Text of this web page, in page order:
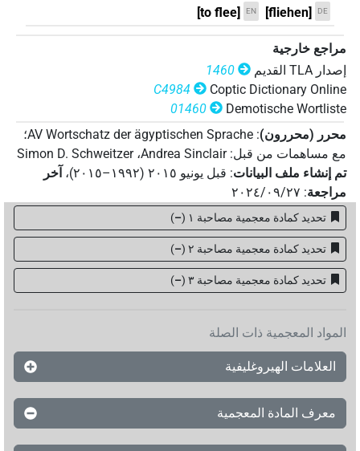
DE
[fliehen]
EN
[to flee]
مراجع خارجية
إصدار‏ ‏TLA‏ القديم
1460
Coptic Dictionary Online
C4984
Demotische Wortliste
01460
محرر (محررون):
AV Wortschatz der ägyptischen Sprache؛
مع مساهمات من قبل:
Andrea Sinclair،Simon D. Schweitzer
تم إنشاء ملف البيانات: قبل يونيو ۲۰۱٥ (۱۹۹۲–۲۰۱٥) ، آخر
مراجعة: ٢٠٢٤/٠٩/٢٧
تحديد كمادة معجمية مصاحبة ١ –
)
تحديد كمادة معجمية مصاحبة ٢ –
)
تحديد كمادة معجمية مصاحبة ۳ –
)
المواد المعجمية ذات الصلة
العلامات الهيروغليفية
معرف المادة المعجمية